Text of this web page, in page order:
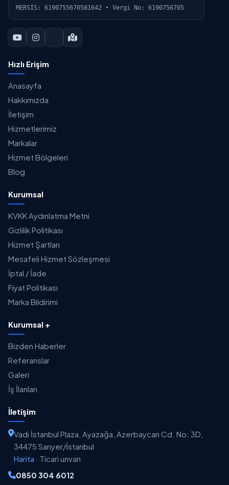
MERSİS: 6190755670581642 • Vergi No: 6190756705
Hızlı Erişim
Anasayfa
Hakkımızda
İletişim
Hizmetlerimiz
Markalar
Hizmet Bölgeleri
Blog
Kurumsal
KVKK Aydınlatma Metni
Gizlilik Politikası
Hizmet Şartları
Mesafeli Hizmet Sözleşmesi
İptal / İade
Fiyat Politikası
Marka Bildirimi
Kurumsal +
Bizden Haberler
Referanslar
Galeri
İş İlanları
İletişim
Vadi İstanbul Plaza, Ayazağa, Azerbaycan Cd. No: 3D,
34475 Sarıyer/İstanbul
Harita · Ticari unvan
0850 304 6012